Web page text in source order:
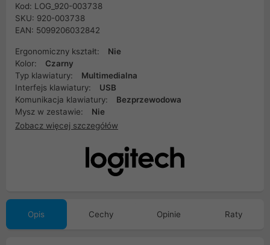
Kod: LOG_920-003738
SKU: 920-003738
EAN: 5099206032842
Ergonomiczny kształt:
Nie
Kolor:
Czarny
Typ klawiatury:
Multimedialna
Interfejs klawiatury:
USB
Komunikacja klawiatury:
Bezprzewodowa
Mysz w zestawie:
Nie
Zobacz więcej szczegółów
Opis Cechy Opinie Raty